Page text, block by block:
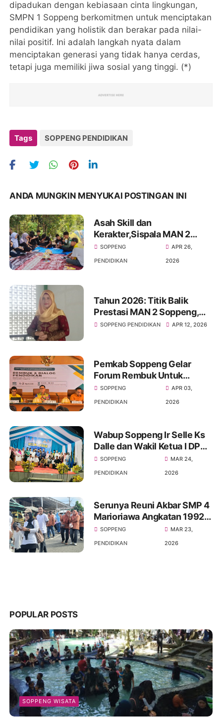
dipadukan dengan kebiasaan cinta lingkungan,
SMPN 1 Soppeng berkomitmen untuk menciptakan
pendidikan yang holistik dan berakar pada nilai-
nilai positif. Ini adalah langkah nyata dalam
menciptakan generasi yang tidak hanya cerdas,
tetapi juga memiliki jiwa sosial yang tinggi. (*)
Tags SOPPENG PENDIDIKAN
ANDA MUNGKIN MENYUKAI POSTINGAN INI
Asah Skill dan
Kerakter,Sispala MAN 2
Soppeng Sukses Gelar
Kemah Survival
SOPPENG
PENDIDIKAN
APR 26,
2026
Tahun 2026: Titik Balik
Prestasi MAN 2 Soppeng,
Loloskan Siswa Terbanyak
SOPPENG PENDIDIKAN APR 12, 2026
Pemkab Soppeng Gelar
Forum Rembuk Untuk
Menanggulangi
Ketimpangan distribusi
SOPPENG
PENDIDIKAN
APR 03,
2026
Wabup Soppeng Ir Selle Ks
Dalle dan Wakil Ketua I DPRD
Soppeng H.Naspiding Hadiri
Acara Halal Bihalal SMP
SOPPENG
PENDIDIKAN
MAR 24,
2026
Serunya Reuni Akbar SMP 4
Marioriawa Angkatan 1992-
2022 Gerak jalan
sehat,Senam dan
SOPPENG
PENDIDIKAN
MAR 23,
2026
POPULAR POSTS
SOPPENG WISATA